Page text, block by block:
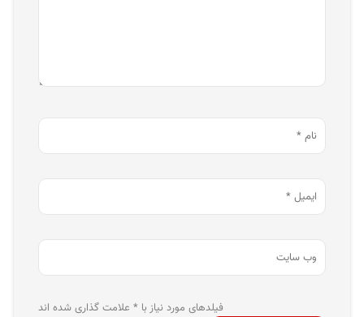
فیلدهای مورد نیاز با * علامت گذاری شده اند